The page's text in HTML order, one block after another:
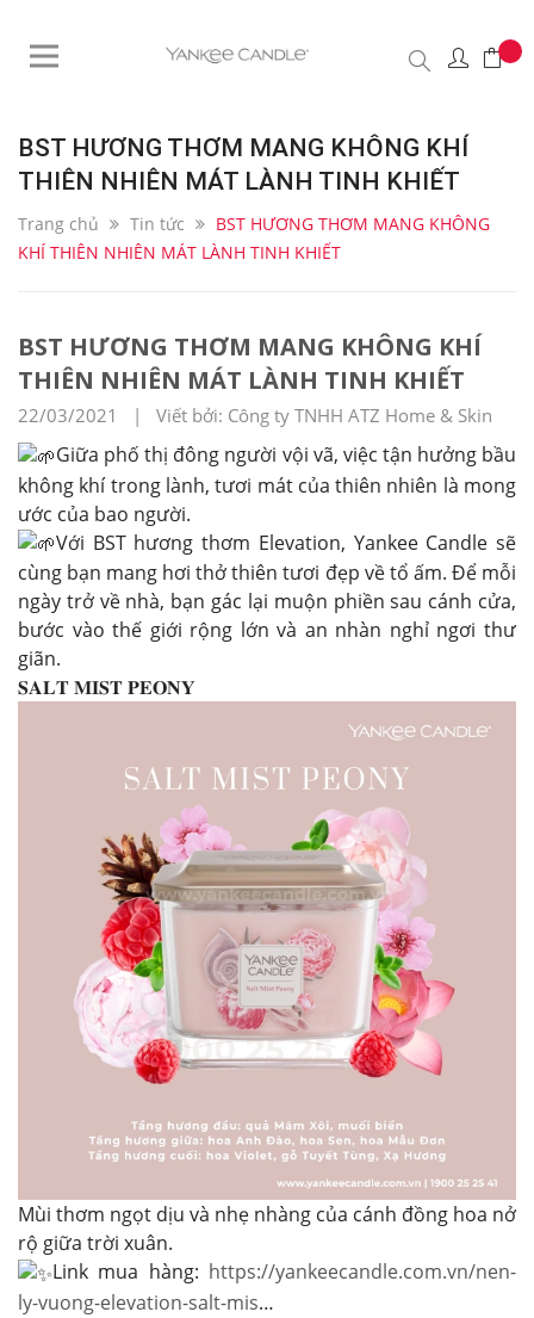
BST HƯƠNG THƠM MANG KHÔNG KHÍ
THIÊN NHIÊN MÁT LÀNH TINH KHIẾT
Trang chủ Tin tức
BST HƯƠNG THƠM MANG KHÔNG
KHÍ THIÊN NHIÊN MÁT LÀNH TINH KHIẾT
BST HƯƠNG THƠM MANG KHÔNG KHÍ
THIÊN NHIÊN MÁT LÀNH TINH KHIẾT
22/03/2021 | Viết bởi: Công ty TNHH ATZ Home & Skin
Giữa phố thị đông người vội vã, việc tận hưởng bầu
không khí trong lành, tươi mát của thiên nhiên là mong
ước của bao người.
Với BST hương thơm Elevation, Yankee Candle sẽ
cùng bạn mang hơi thở thiên tươi đẹp về tổ ấm. Để mỗi
ngày trở về nhà, bạn gác lại muộn phiền sau cánh cửa,
bước vào thế giới rộng lớn và an nhàn nghỉ ngơi thư
giãn.
𝐒𝐀𝐋𝐓 𝐌𝐈𝐒𝐓 𝐏𝐄𝐎𝐍𝐘
Mùi thơm ngọt dịu và nhẹ nhàng của cánh đồng hoa nở
rộ giữa trời xuân.
Link mua hàng: https://yankeecandle.com.vn/nen-
ly-vuong-elevation-salt-mis…